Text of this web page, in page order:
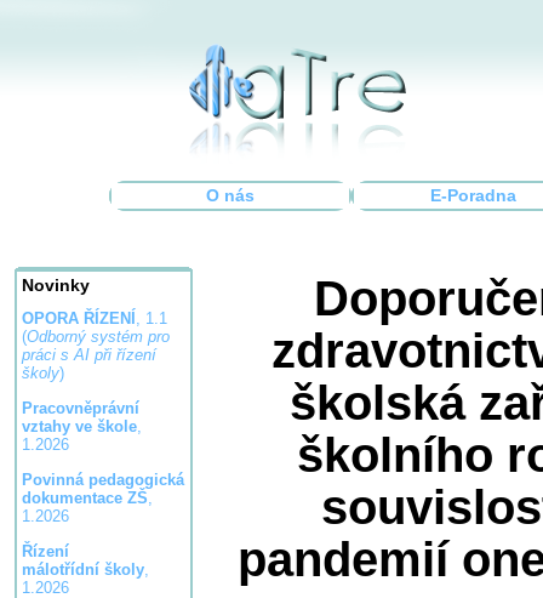
O nás E-Poradna
Novinky
OPORA ŘÍZENÍ , 1.1
(Odborný systém pro
práci s AI při řízení
školy)
Pracovněprávní
vztahy ve škole,
1.2026
Povinná pedagogická
dokumentace ZŠ,
1.2026
Řízení
málotřídní školy,
1.2026
školská
školního
pandemií